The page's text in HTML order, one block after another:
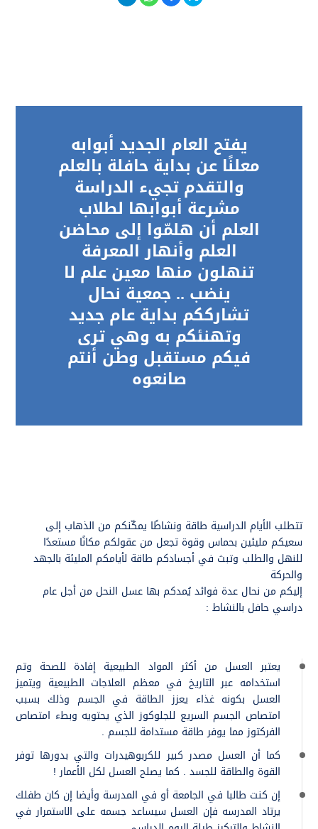
يفتح العام الجديد أبوابه
معلنًا عن بداية حافلة بالعلم
والتقدم تجيء الدراسة
مشرعة أبوابها لطلاب
العلم أن هلمّوا إلى محاضن
العلم وأنهار المعرفة
تنهلون منها معين علم لا
ينضب .. جمعية نحال
تشارككم بداية عام جديد
وتهنئكم به وهي ترى
فيكم مستقبل وطن أنتم
صانعوه
تتطلب الأيام الدراسية طاقة ونشاطًا يمكّنكم من الذهاب إلى
سعيكم مليئين بحماس وقوة تجعل من عقولكم مكانًا مستعدًا
للنهل والطلب وتبث في أجسادكم طاقة لأيامكم المليئة بالجهد
والحركة
إليكم من نحال عدة فوائد يُمدكم بها عسل النحل من أجل عام
دراسي حافل بالنشاط :
يعتبر العسل من أكثر المواد الطبيعية إفادة للصحة وتم
استخدامه عبر التاريخ في معظم العلاجات الطبيعية ويتميز
العسل بكونه غذاء يعزز الطاقة في الجسم وذلك بسبب
امتصاص الجسم السريع للجلوكوز الذي يحتويه وبطء امتصاص
الفركتوز مما يوفر طاقة مستدامة للجسم .
كما أن العسل مصدر كبير للكربوهيدرات والتي بدورها توفر
القوة والطاقة للجسد . كما يصلح العسل لكل الأعمار !
إن كنت طالبا في الجامعة أو في المدرسة وأيضا إن كان طفلك
يرتاد المدرسه فإن العسل سيساعد جسمه على الاستمرار في